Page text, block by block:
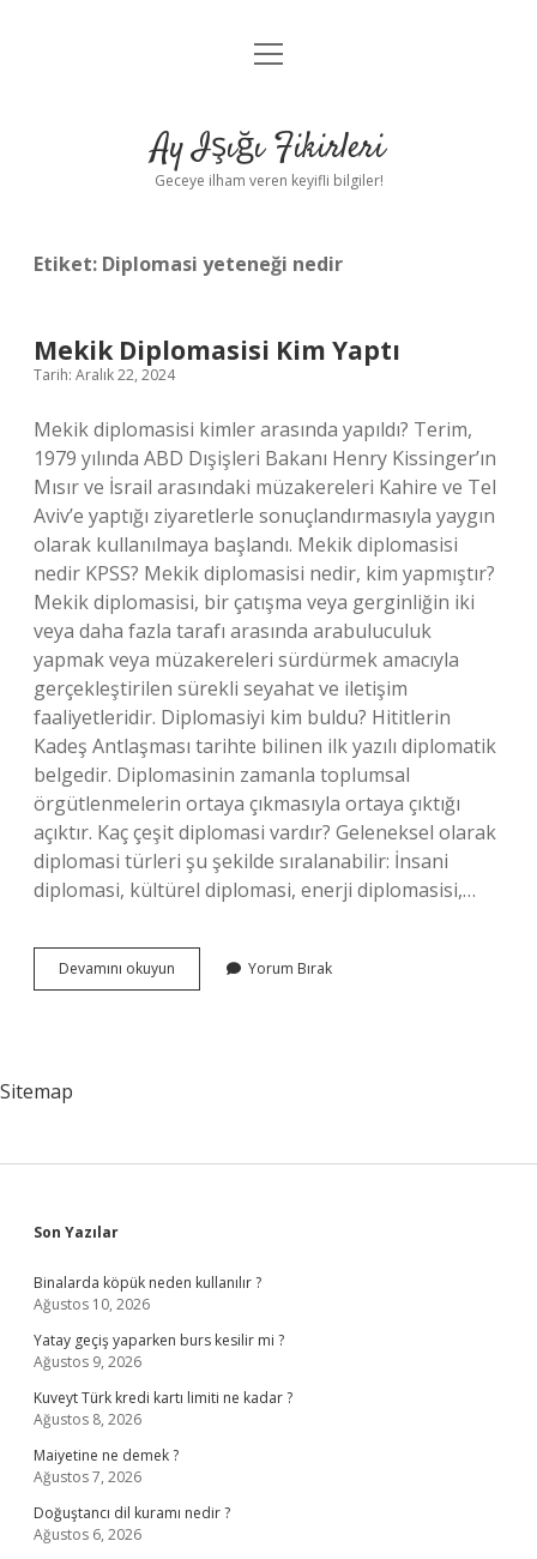
Anasayfa
Yasal Uyarı
menüyü
Ay Işığı Fikirleri
Geceye ilham veren keyifli bilgiler!
Etiket: Diplomasi yeteneği nedir
Mekik Diplomasisi Kim Yaptı
Tarih: Aralık 22, 2024
Mekik diplomasisi kimler arasında yapıldı? Terim,
1979 yılında ABD Dışişleri Bakanı Henry Kissinger’ın
Mısır ve İsrail arasındaki müzakereleri Kahire ve Tel
Aviv’e yaptığı ziyaretlerle sonuçlandırmasıyla yaygın
olarak kullanılmaya başlandı. Mekik diplomasisi
nedir KPSS? Mekik diplomasisi nedir, kim yapmıştır?
Mekik diplomasisi, bir çatışma veya gerginliğin iki
veya daha fazla tarafı arasında arabuluculuk
yapmak veya müzakereleri sürdürmek amacıyla
gerçekleştirilen sürekli seyahat ve iletişim
faaliyetleridir. Diplomasiyi kim buldu? Hititlerin
Kadeş Antlaşması tarihte bilinen ilk yazılı diplomatik
belgedir. Diplomasinin zamanla toplumsal
örgütlenmelerin ortaya çıkmasıyla ortaya çıktığı
açıktır. Kaç çeşit diplomasi vardır? Geleneksel olarak
diplomasi türleri şu şekilde sıralanabilir: İnsani
diplomasi, kültürel diplomasi, enerji diplomasisi,…
Devamını okuyun
Diplomasisi
Yorum Bırak
Sitemap
Sidebar
Son Yazılar
Binalarda köpük neden kullanılır ?
Ağustos 10, 2026
Yatay geçiş yaparken burs kesilir mi ?
Ağustos 9, 2026
Kuveyt Türk kredi kartı limiti ne kadar ?
Ağustos 8, 2026
Maiyetine ne demek ?
Ağustos 7, 2026
Doğuştancı dil kuramı nedir ?
Ağustos 6, 2026